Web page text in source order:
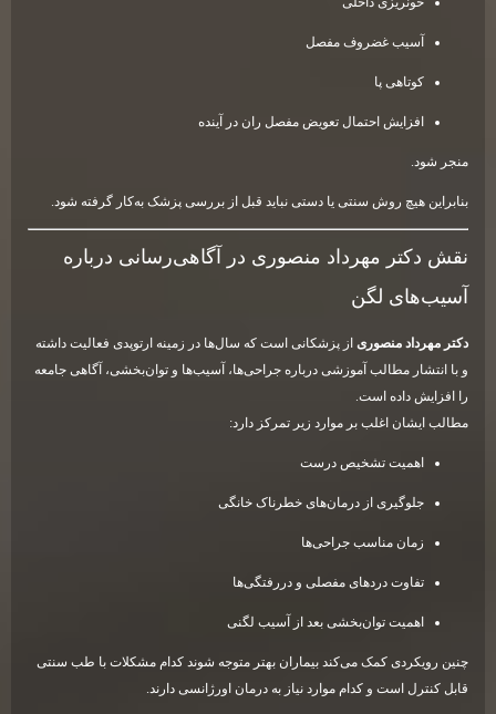
آسیب غضروف مفصل
کوتاهی پا
افزایش احتمال تعویض مفصل ران در آینده
منجر شود.
بنابراین هیچ روش سنتی یا دستی نباید قبل از بررسی پزشک به‌کار گرفته شود.
نقش دکتر مهرداد منصوری در آگاهی‌رسانی درباره
آسیب‌های لگن
دکتر مهرداد منصوریاز پزشکانی است که سال‌ها در زمینه ارتوپدی فعالیت داشته
و با انتشار مطالب آموزشی درباره جراحی‌ها، آسیب‌ها و توان‌بخشی، آگاهی جامعه
را افزایش داده است.
مطالب ایشان اغلب بر موارد زیر تمرکز دارد:
اهمیت تشخیص درست
جلوگیری از درمان‌های خطرناک خانگی
زمان مناسب جراحی‌ها
تفاوت دردهای مفصلی و دررفتگی‌ها
اهمیت توان‌بخشی بعد از آسیب لگنی
چنین رویکردی کمک می‌کند بیماران بهتر متوجه شوند کدام مشکلات با طب سنتی
قابل کنترل است و کدام موارد نیاز به درمان اورژانسی دارند.